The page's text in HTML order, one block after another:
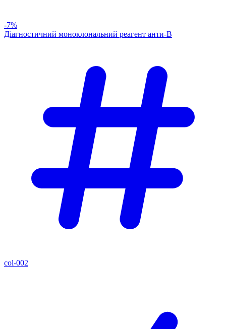
-7%
Діагностичний моноклональний реагент анти-В
col-002